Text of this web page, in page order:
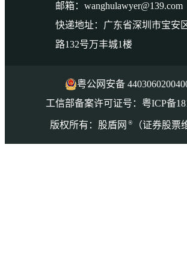
邮箱：wanghulawyer@139.com
快递地址：广东省深圳市宝安
路132号万丰城1楼
粤公网安备
工信部备案许可证号：粤ICP备
版权所有：股盾网 ® （证券股票